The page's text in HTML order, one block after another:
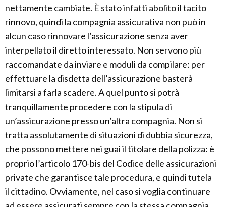
nettamente cambiate. È stato infatti abolito il tacito
rinnovo, quindi la compagnia assicurativa non può in
alcun caso rinnovare l’assicurazione senza aver
interpellato il diretto interessato. Non servono più
raccomandate da inviare e moduli da compilare: per
effettuare la disdetta dell’assicurazione basterà
limitarsi a farla scadere. A quel punto si potrà
tranquillamente procedere con la stipula di
un’assicurazione presso un’altra compagnia. Non si
tratta assolutamente di situazioni di dubbia sicurezza,
che possono mettere nei guai il titolare della polizza: è
proprio l’articolo 170-bis del Codice delle assicurazioni
private che garantisce tale procedura, e quindi tutela
il cittadino. Ovviamente, nel caso si voglia continuare